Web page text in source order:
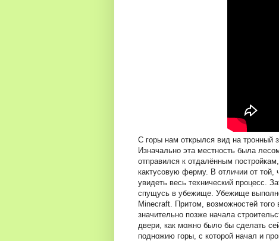
С горы нам открылся вид на тронный
Изначально эта местность была
отправился к отдалённым
кактусовую ферму. В отличии от той,
увидеть весь технический процесс.
спущусь в убежище. Убежище
Minecraft. Притом, возможностей
значительно позже начала
двери, как можно было бы сделать
подножию горы, с которой начал и